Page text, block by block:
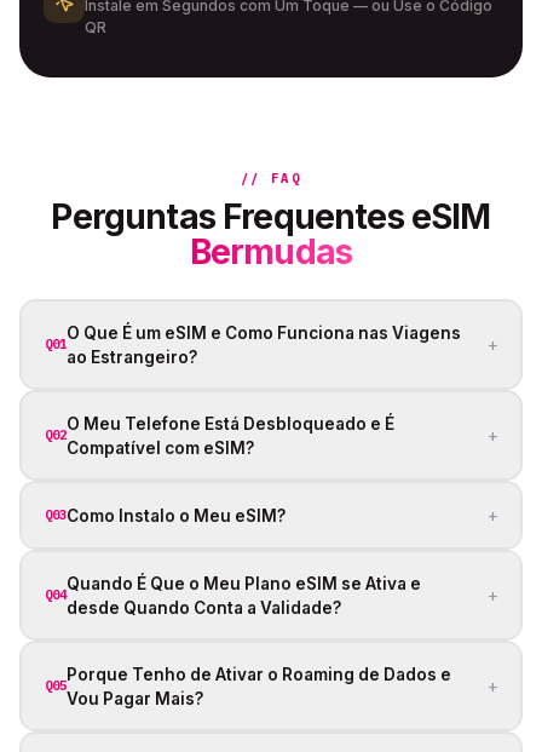
Instale em Segundos com Um Toque — ou Use o Código
QR
// FAQ
Perguntas Frequentes eSIM
Bermudas
Q01
O Que É um eSIM e Como Funciona nas Viagens
ao Estrangeiro?
+
Q02
O Meu Telefone Está Desbloqueado e É
Compatível com eSIM?
+
Q03Como Instalo o Meu eSIM? +
Q04
Quando É Que o Meu Plano eSIM se Ativa e
desde Quando Conta a Validade?
+
Q05
Porque Tenho de Ativar o Roaming de Dados e
Vou Pagar Mais?
+